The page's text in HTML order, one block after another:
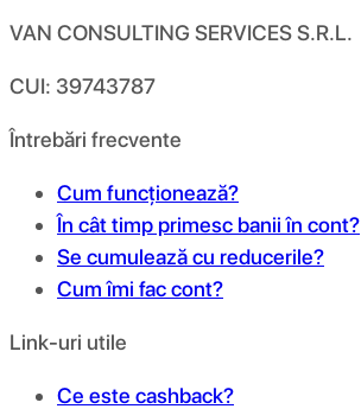
VAN CONSULTING SERVICES S.R.L.
CUI: 39743787
Întrebări frecvente
Cum funcționează?
În cât timp primesc banii în cont?
Se cumulează cu reducerile?
Cum îmi fac cont?
Link-uri utile
Ce este cashback?